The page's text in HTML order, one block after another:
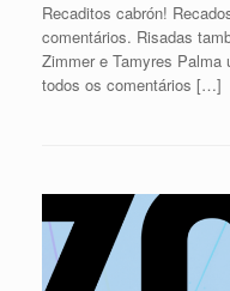
Recaditos cabrón!
comentários. Risadas
Zimmer e Tamyres Palma
todos os comentários […]